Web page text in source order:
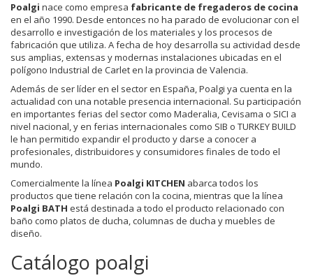
Poalgi nace como empresa fabricante de fregaderos de cocina
en el año 1990. Desde entonces no ha parado de evolucionar con el
desarrollo e investigación de los materiales y los procesos de
fabricación que utiliza. A fecha de hoy desarrolla su actividad desde
sus amplias, extensas y modernas instalaciones ubicadas en el
polígono Industrial de Carlet en la provincia de Valencia.
Además de ser líder en el sector en España, Poalgi ya cuenta en la
actualidad con una notable presencia internacional. Su participación
en importantes ferias del sector como Maderalia, Cevisama o SICI a
nivel nacional, y en ferias internacionales como SIB o TURKEY BUILD
le han permitido expandir el producto y darse a conocer a
profesionales, distribuidores y consumidores finales de todo el
mundo.
Comercialmente la línea Poalgi KITCHEN abarca todos los
productos que tiene relación con la cocina, mientras que la línea
Poalgi BATH está destinada a todo el producto relacionado con
baño como platos de ducha, columnas de ducha y muebles de
diseño.
Catálogo poalgi